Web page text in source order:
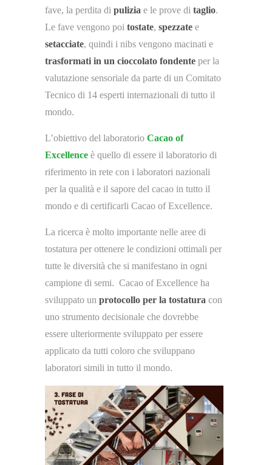
fave, la perdita di pulizia e le prove di taglio.
Le fave vengono poi tostate, spezzate e
setacciate, quindi i nibs vengono macinati e
trasformati in un cioccolato fondente per la
valutazione sensoriale da parte di un Comitato
Tecnico di 14 esperti internazionali di tutto il
mondo.
L’obiettivo del laboratorio Cacao of
Excellence è quello di essere il laboratorio di
riferimento in rete con i laboratori nazionali
per la qualità e il sapore del cacao in tutto il
mondo e di certificarli Cacao of Excellence.
La ricerca è molto importante nelle aree di
tostatura per ottenere le condizioni ottimali per
tutte le diversità che si manifestano in ogni
campione di semi. Cacao of Excellence ha
sviluppato un protocollo per la tostatura con
uno strumento decisionale che dovrebbe
essere ulteriormente sviluppato per essere
applicato da tutti coloro che sviluppano
laboratori simili in tutto il mondo.